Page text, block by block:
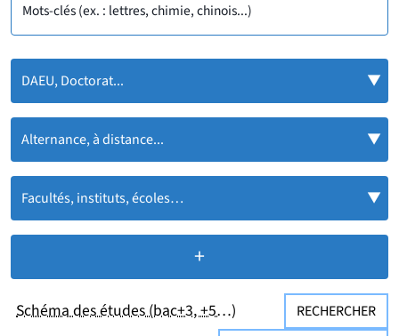
Mots-clés (ex. : lettres, chimie, chinois...)
DAEU, Doctorat...
Alternance, à distance...
Facultés, instituts, écoles…
+de critères de
Schéma des études (bac+3, +5…)
RECHERCHER